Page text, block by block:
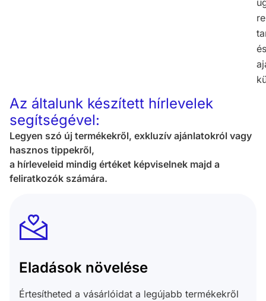
és
Az általunk készített hírlevelek
segítségével:
Legyen szó új termékekről, exkluzív ajánlatokról vagy
hasznos tippekről,
a hírleveleid mindig értéket képviselnek majd a
feliratkozók számára.
Eladások növelése
Értesítheted a vásárlóidat a legújabb termékekről